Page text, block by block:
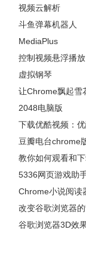
视频云解析
斗鱼弹幕机器人
MediaPlus
控制视频悬浮播
虚拟钢琴
让Chrome飘起雪
2048电脑版
下载优酷视频：
豆瓣电台chrome
教你如何观看和
5336网页游戏助
Chrome小说阅读
改变谷歌浏览器
谷歌浏览器3D效